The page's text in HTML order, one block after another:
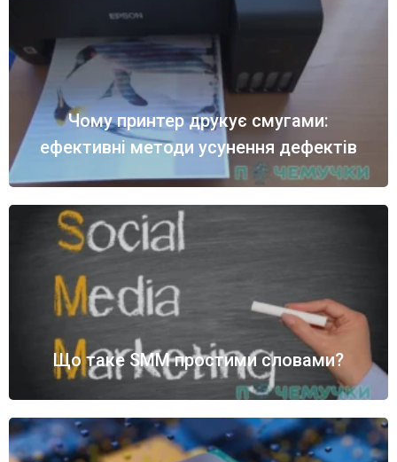
Чому принтер друкує смугами:
ефективні методи усунення дефектів
Що таке SMM простими словами?